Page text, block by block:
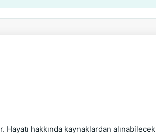
hakkında kaynaklardan